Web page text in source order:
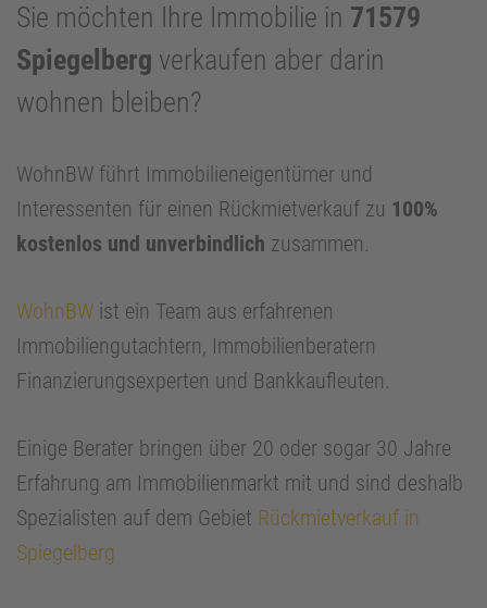
Sie möchten Ihre Immobilie in 71579
Spiegelberg verkaufen aber darin
wohnen bleiben?
WohnBW führt Immobilieneigentümer und
Interessenten für einen Rückmietverkauf zu 100%
kostenlos und unverbindlich zusammen.
WohnBW ist ein Team aus erfahrenen
Immobiliengutachtern, Immobilienberatern
Finanzierungsexperten und Bankkaufleuten.
Einige Berater bringen über 20 oder sogar 30 Jahre
Erfahrung am Immobilienmarkt mit und sind deshalb
Spezialisten auf dem Gebiet Rückmietverkauf in
Spiegelberg